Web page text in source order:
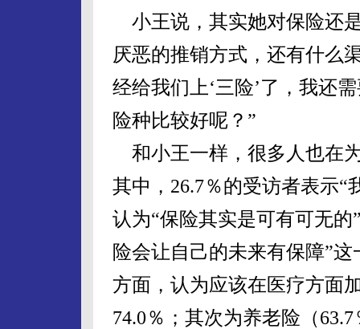
小王说，其实她对保险还
厌恶的推销方式，还有什么
经给我们上‘三险’了，我还
险种比较好呢？”
和小王一样，很多人也在
其中，26.7％的受访者表示“
认为“保险其实是可有可无
险会让自己的未来有保障”
方面，认为应该在医疗方面
74.0％；其次为养老险（